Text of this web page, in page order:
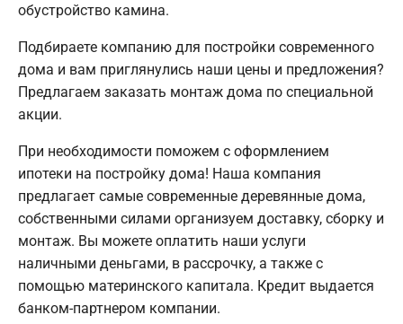
обустройство камина.
Подбираете компанию для постройки современного
дома и вам приглянулись наши цены и предложения?
Предлагаем заказать монтаж дома по специальной
акции.
При необходимости поможем с оформлением
ипотеки на постройку дома! Наша компания
предлагает самые современные деревянные дома,
собственными силами организуем доставку, сборку и
монтаж. Вы можете оплатить наши услуги
наличными деньгами, в рассрочку, а также с
помощью материнского капитала. Кредит выдается
банком-партнером компании.